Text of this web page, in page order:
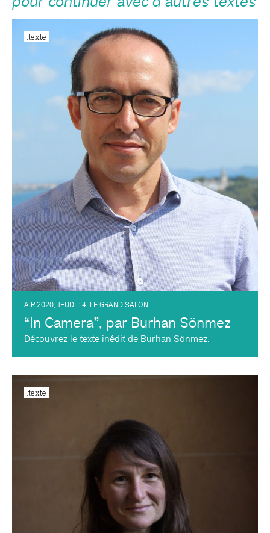
.texte
AIR 2020, JEUDI 14, LE GRAND SALON
“In Camera”, par Burhan Sönmez
Découvrez le texte inédit de Burhan Sönmez.
.texte